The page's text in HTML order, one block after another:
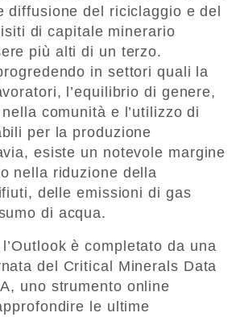
diffusione del riciclaggio e del
di capitale minerario
più alti di un terzo.
in settori quali la
l’equilibrio di genere,
comunità e l’utilizzo di
per la produzione
esiste un notevole margine
nella riduzione della
delle emissioni di gas
di acqua.
è completato da una
del Critical Minerals Data
uno strumento online
le ultime